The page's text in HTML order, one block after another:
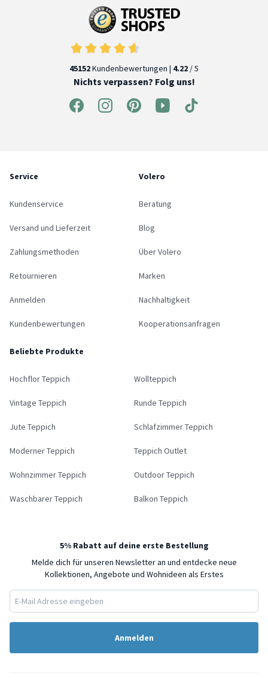
45152Kundenbewertungen | 4.22 / 5
Nichts verpassen? Folg uns!
Service
Kundenservice
Versand und Lieferzeit
Zahlungsmethoden
Retournieren
Anmelden
Kundenbewertungen
Volero
Beratung
Blog
Über Volero
Marken
Nachhaltigkeit
Kooperationsanfragen
Beliebte Produkte
Hochflor Teppich Wollteppich
Vintage Teppich Runde Teppich
Jute Teppich Schlafzimmer Teppich
Moderner Teppich Teppich Outlet
Wohnzimmer Teppich Outdoor Teppich
Waschbarer Teppich Balkon Teppich
5% Rabatt auf deine erste Bestellung
Melde dich für unseren Newsletter an und entdecke neue
Kollektionen, Angebote und Wohnideen als Erstes
Anmelden